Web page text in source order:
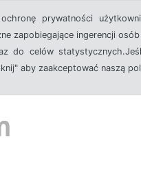
prywatności
zapobiegające ingerencji
do celów
aby zaakceptować naszą